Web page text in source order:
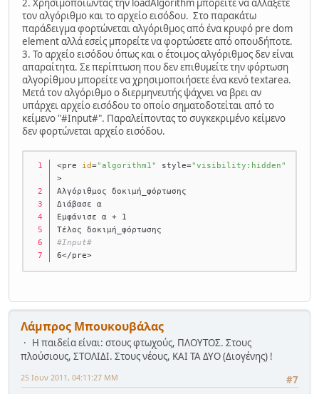
			δ ←  μ
		Τέλος_αν
	Τέλος_αν
Τέλος_επανάληψης
Αποτελέσματα //μ, ψ//
Τέλος διχοτόμηση
#Input#
1
2
3
4</textarea>
2. Χρησιμοποιώντας την loadAlgorithm μπορείτε να αλλάξετε
τον αλγόριθμο και το αρχείο εισόδου. Στο παρακάτω
παράδειγμα φορτώνεται αλγόριθμος από ένα κρυφό pre dom
element αλλά εσείς μπορείτε να φορτώσετε από οπουδήποτε.
3. Το αρχείο εισόδου όπως και ο έτοιμος αλγόριθμος δεν είναι
απαραίτητα. Σε περίπτωση που δεν επιθυμείτε την φόρτωση
αλγορίθμου μπορείτε να χρησιμοποιήσετε ένα κενό textarea.
Μετά τον αλγόριθμο ο διερμηνευτής ψάχνει να βρει αν
υπάρχει αρχείο εισόδου το οποίο σηματοδοτείται από το
κείμενο "#Input#". Παραλείποντας το συγκεκριμένο κείμενο
δεν φορτώνεται αρχείο εισόδου.
<pre id="algorithm1" style="visibility:hidden"
>
Αλγόριθμος δοκιμή_φόρτωσης
Διάβασε α
Εμφάνισε α + 1
Τέλος δοκιμή_φόρτωσης
#Input#
6</pre>
Λάμπρος Μπουκουβάλας
Η παιδεία είναι: στους φτωχούς, ΠΛΟΥΤΟΣ. Στους
πλούσιους, ΣΤΟΛΙΔΙ. Στους νέους, ΚΑΙ ΤΑ ΔΥΟ (Διογένης) !
#7
25 Ιουν 2011, 04:11:27 ΜΜ